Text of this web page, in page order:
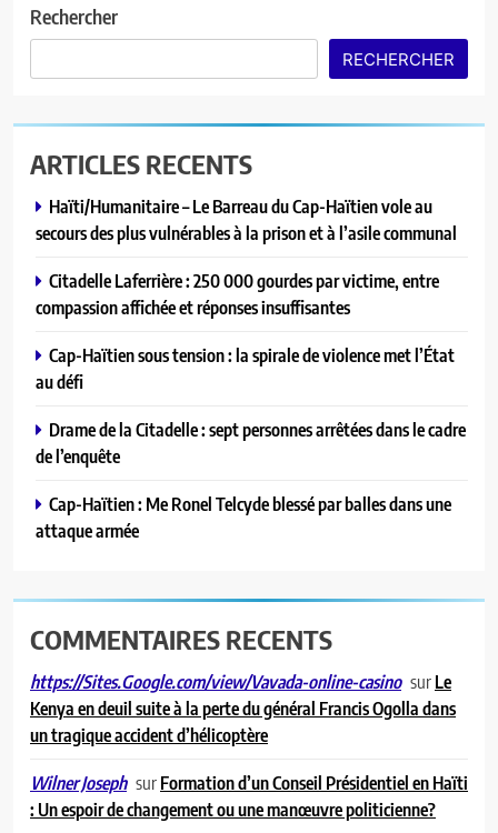
Rechercher
RECHERCHER
ARTICLES RECENTS
Haïti/Humanitaire – Le Barreau du Cap-Haïtien vole au
secours des plus vulnérables à la prison et à l’asile communal
Citadelle Laferrière : 250 000 gourdes par victime, entre
compassion affichée et réponses insuffisantes
Cap-Haïtien sous tension : la spirale de violence met l’État
au défi
Drame de la Citadelle : sept personnes arrêtées dans le cadre
de l’enquête
Cap-Haïtien : Me Ronel Telcyde blessé par balles dans une
attaque armée
COMMENTAIRES RECENTS
https://Sites.Google.com/view/Vavada-online-casino surLe
Kenya en deuil suite à la perte du général Francis Ogolla dans
un tragique accident d’hélicoptère
Wilner Joseph surFormation d’un Conseil Présidentiel en Haïti
: Un espoir de changement ou une manœuvre politicienne?